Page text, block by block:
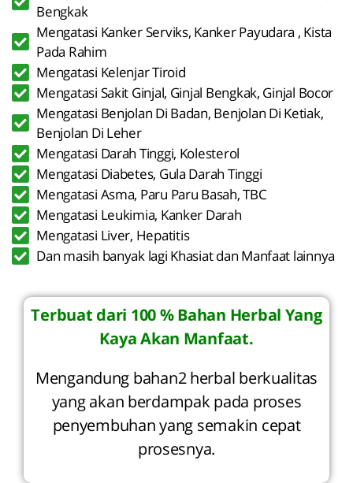
Bengkak
Mengatasi Kanker Serviks, Kanker Payudara , Kista
Pada Rahim
Mengatasi Kelenjar Tiroid
Mengatasi Sakit Ginjal, Ginjal Bengkak, Ginjal Bocor
Mengatasi Benjolan Di Badan, Benjolan Di Ketiak,
Benjolan Di Leher
Mengatasi Darah Tinggi, Kolesterol
Mengatasi Diabetes, Gula Darah Tinggi
Mengatasi Asma, Paru Paru Basah, TBC
Mengatasi Leukimia, Kanker Darah
Mengatasi Liver, Hepatitis
Dan masih banyak lagi Khasiat dan Manfaat lainnya
Terbuat dari 100 % Bahan Herbal Yang
Kaya Akan Manfaat.
Mengandung bahan2 herbal berkualitas
yang akan berdampak pada proses
penyembuhan yang semakin cepat
prosesnya.